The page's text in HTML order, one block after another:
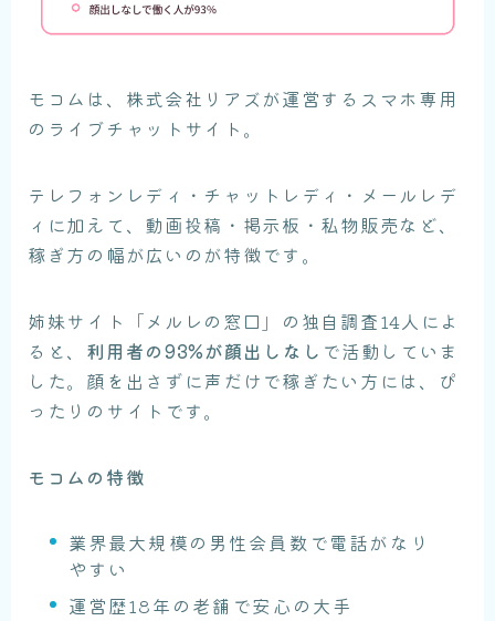
モコムは、株式会社リアズが運営するスマホ専用
のライブチャットサイト。
テレフォンレディ・チャットレディ・メールレデ
ィに加えて、動画投稿・掲示板・私物販売など、
稼ぎ方の幅が広いのが特徴です。
姉妹サイト「メルレの窓口」の独自調査14人によ
ると、 利用者の93%が顔出しなし で活動していま
した。顔を出さずに声だけで稼ぎたい方には、ぴ
ったりのサイトです。
モコムの特徴
業界最大規模の男性会員数で電話がなり
やすい
運営歴18年の老舗で安心の大手